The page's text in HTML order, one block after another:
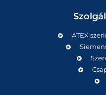
ATEX